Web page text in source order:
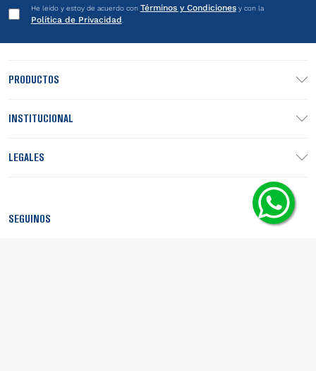
He leído y estoy de acuerdo con Términos y Condicionesy con la
Política de Privacidad
PRODUCTOS
INSTITUCIONAL
LEGALES
SEGUINOS